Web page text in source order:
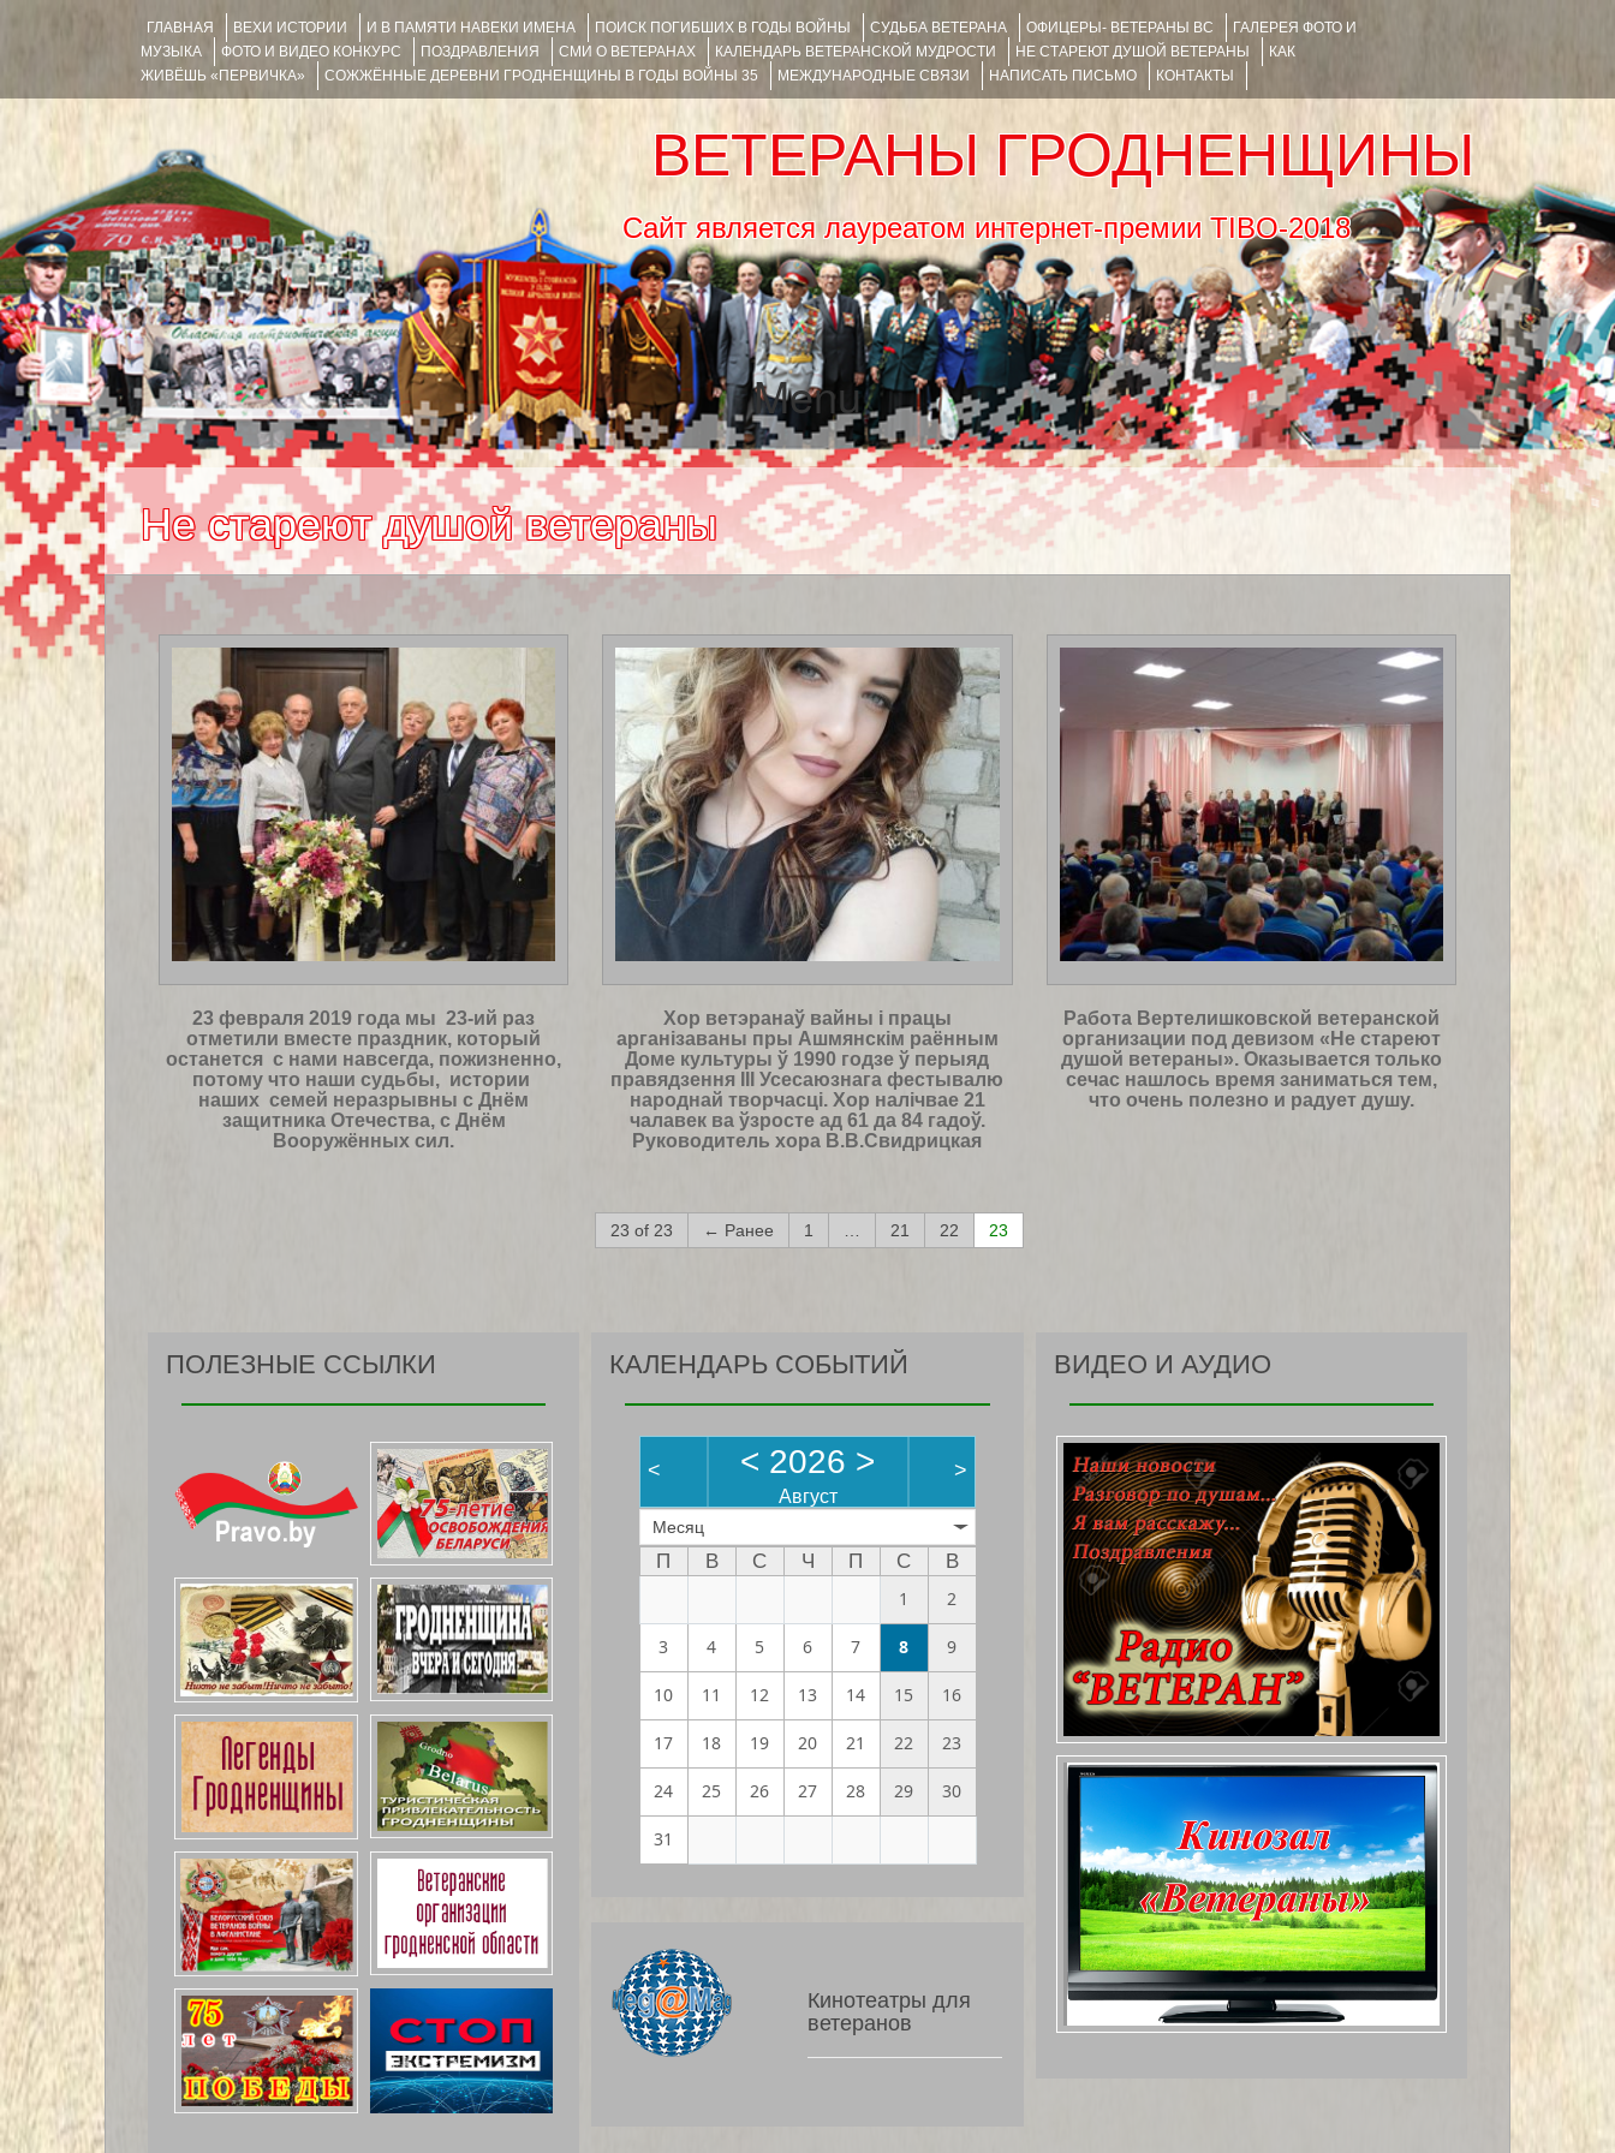
ГЛАВНАЯ ВЕХИ ИСТОРИИ И В ПАМЯТИ НАВЕКИ ИМЕНА ПОИСК ПОГИБШИХ В ГОДЫ ВОЙНЫ СУДЬБА ВЕТЕРАНА ОФИЦЕРЫ- ВЕТЕРАНЫ ВС
ГАЛЕРЕЯ ФОТО И
МУЗЫКА
ФОТО И ВИДЕО КОНКУРС ПОЗДРАВЛЕНИЯ СМИ О ВЕТЕРАНАХ КАЛЕНДАРЬ ВЕТЕРАНСКОЙ МУДРОСТИ НЕ СТАРЕЮТ ДУШОЙ ВЕТЕРАНЫ
КАК
ЖИВЁШЬ «ПЕРВИЧКА»
СОЖЖЁННЫЕ ДЕРЕВНИ ГРОДНЕНЩИНЫ В ГОДЫ ВОЙНЫ 35 МЕЖДУНАРОДНЫЕ СВЯЗИ НАПИСАТЬ ПИСЬМО КОНТАКТЫ
ВЕТЕРАНЫ ГРОДНЕНЩИНЫ
Сайт является лауреатом интернет-премии TIBO-2018
Menu
SKIP TO CONTENT
Не стареют душой ветераны
23 февраля 2019 года мы 23-ий раз
отметили вместе праздник, который
останется с нами навсегда, пожизненно,
потому что наши судьбы, истории
наших семей неразрывны с Днём
защитника Отечества, с Днём
Вооружённых сил.
Хор ветэранаў вайны і працы
арганізаваны пры Ашмянскім раённым
Доме культуры ў 1990 годзе ў перыяд
правядзення III Усесаюзнага фестывалю
народнай творчасці. Хор налічвае 21
чалавек ва ўзросте ад 61 да 84 гадоў.
Руководитель хора В.В.Свидрицкая
Работа Вертелишковской ветеранской
организации под девизом «Не стареют
душой ветераны». Оказывается только
сечас нашлось время заниматься тем,
что очень полезно и радует душу.
23 of 23 ← Ранее 1 21 22 23
ПОЛЕЗНЫЕ ССЫЛКИ КАЛЕНДАРЬ СОБЫТИЙ
< < 2026 >
Август
>
Месяц
П В С Ч П С
В
1
2
3 4 5 6 7 8 9
10 11 12 13 14 15 16
17 18 19 20 21 22 23
24 25 26 27 28 29 30
31
Кинотеатры для
ветеранов
ВИДЕО И АУДИО